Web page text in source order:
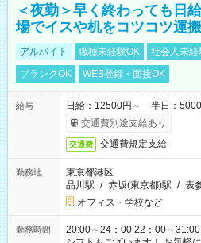
＜夜勤＞早く終わっても日
場でイスや机をコツコツ運搬
アルバイト 職種未経験OK 社会人未経
ブランクOK
WEB登録・面接OK
給与
日給：12500円～ 半日：
交通費別途支給あり
交通費 交通費規定支給
勤務地
東京都港区
品川駅 / 赤坂(東京都)駅 / 表
オフィス・学校など
勤務時間
20:00～24：00 22：00～31:00 …